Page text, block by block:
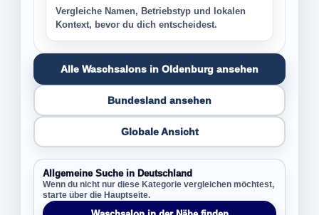
Vergleiche Namen, Betriebstyp und lokalen
Kontext, bevor du dich entscheidest.
Alle Waschsalons in Oldenburg ansehen
Bundesland ansehen
Globale Ansicht
Allgemeine Suche in Deutschland
Wenn du nicht nur diese Kategorie vergleichen möchtest,
starte über die Hauptseite.